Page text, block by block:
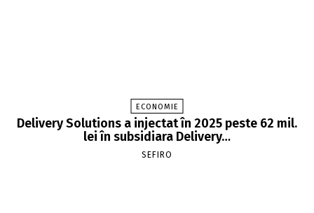
ECONOMIE
Delivery Solutions a injectat în 2025 peste 62 mil.
lei în subsidiara Delivery…
SEFIRO